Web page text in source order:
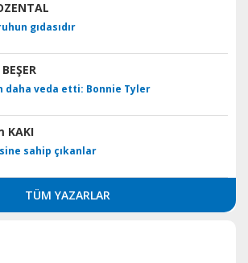
gıdasıdır
daha veda etti: Bonnie Tyler
KAKI
sahip çıkanlar
TÜM YAZARLAR